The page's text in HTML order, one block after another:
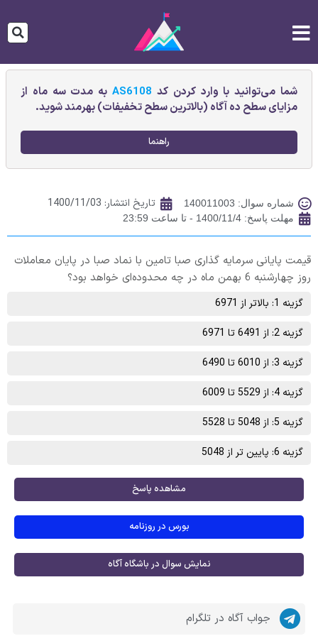
شما می‌توانید با وارد کردن کد AS6108به مدت سه ماه از
مزایای سطح ده آگاه (بالاترین سطح تخفیفات) بهرمند شوید.
راهنما
شماره سوال: 140011003 تاریخ انتشار: 1400/11/03
مهلت پاسخ: 1400/11/4 - تا ساعت 23:59
قیمت پایانی سرمايه گذاری صبا تامين با نماد صبا در پایان معاملات
روز چهارشنبه 6 بهمن ماه در چه محدوده‌ای خواهد بود؟
گزینه 1: بالاتر از 6971
گزینه 2: از 6491 تا 6971
گزینه 3: از 6010 تا 6490
گزینه 4: از 5529 تا 6009
گزینه 5: از 5048 تا 5528
گزینه 6: پایین تر از 5048
مشاهده پاسخ
بورس در روزنامه
نمایش سوال در باشگاه آگاه
جواب آگاه در تلگرام